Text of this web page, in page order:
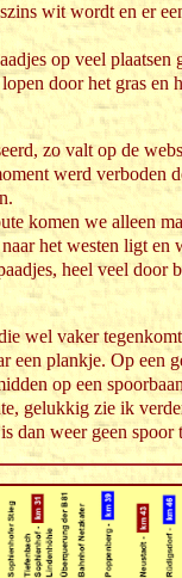
wit wordt en er
op veel
door het gras en
zo valt op de
werd verboden
komen we alleen
het westen ligt en
heel veel door
wel vaker
een plankje. Op een
op een
gelukkig zie ik
dan weer geen spoor